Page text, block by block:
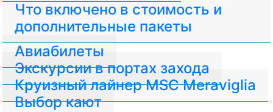
Авиабилеты
Что включено в стоимость и
дополнительные пакеты
Экскурсии в портах захода
Круизный лайнер MSC Meraviglia
Выбор кают